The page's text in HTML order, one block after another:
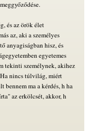
és az örök élet
az, aki a személyes
anyagiságban hisz, és
egyetemes
tekinti személynek, akihez
nincs túlvilág, miért
bennem ma a kérdés, h ha
az erkölcsét, akkor, h